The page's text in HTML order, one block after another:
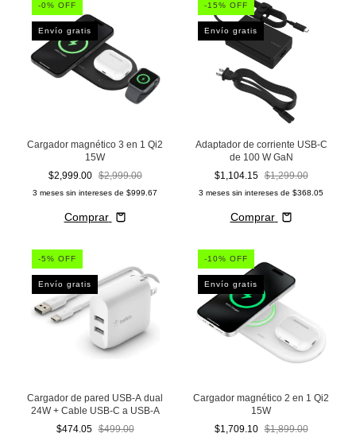
-0% OFF
Envío gratis
Cargador magnético 3 en 1 Qi2
15W
$2,999.00 $2,999.00
3 meses sin intereses de $999.67
Comprar
-15% OFF
Envío gratis
Adaptador de corriente USB-C
de 100 W GaN
$1,104.15 $1,299.00
3 meses sin intereses de $368.05
Comprar
-5% OFF
Envío gratis
Cargador de pared USB-A dual
24W + Cable USB-C a USB-A
$474.05 $499.00
-10% OFF
Envío gratis
Cargador magnético 2 en 1 Qi2
15W
$1,709.10 $1,899.00